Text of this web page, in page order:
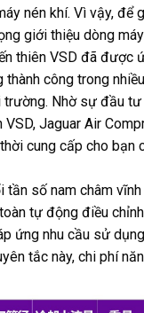
nén khí. Vì vậy, để
giới thiệu dòng
thiên VSD đã được
công trong
Nhờ sự đầu
Jaguar Air
cung cấp cho bạn
số nam châm
tự động điều
ứng nhu cầu sử
tắc này, chi phí